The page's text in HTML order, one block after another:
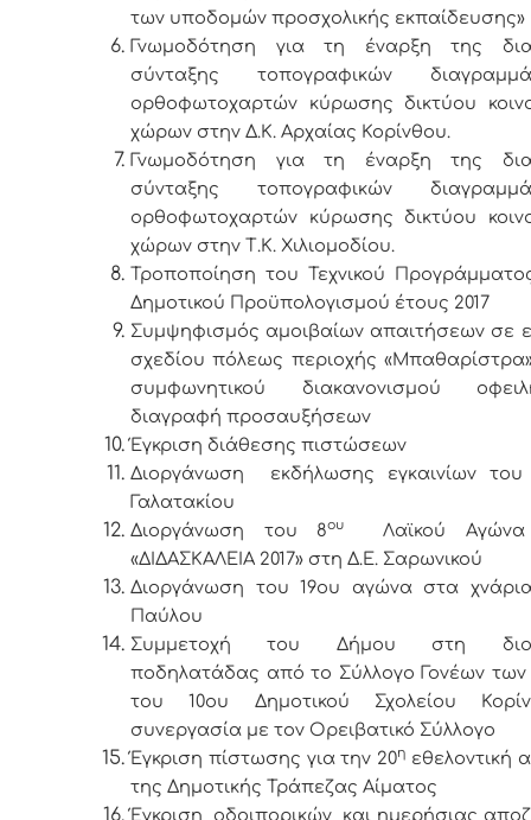
των υποδομών προσχολικής εκπαίδευσης»
Γνωμοδότηση για τη έναρξη της
σύνταξης τοπογραφικών
ορθοφωτοχαρτών κύρωσης δικτύου
χώρων στην Δ.Κ. Αρχαίας Κορίνθου.
Γνωμοδότηση για τη έναρξη της
σύνταξης τοπογραφικών
ορθοφωτοχαρτών κύρωσης δικτύου
χώρων στην Τ.Κ. Χιλιομοδίου.
Τροποποίηση του Τεχνικού
Δημοτικού Προϋπολογισμού έτους 2017
Συμψηφισμός αμοιβαίων απαιτήσεων σε
σχεδίου πόλεως περιοχής
συμφωνητικού διακανονισμού
διαγραφή προσαυξήσεων
Έγκριση διάθεσης πιστώσεων
Διοργάνωση εκδήλωσης εγκαινίων του
Γαλατακίου
Διοργάνωση του 8ου
Λαϊκού Αγώνα
«ΔΙΔΑΣΚΑΛΕΙΑ 2017» στη Δ.Ε. Σαρωνικού
Διοργάνωση του 19ου αγώνα στα
Παύλου
Συμμετοχή του Δήμου στη
ποδηλατάδας από το Σύλλογο Γονέων
του 10ου Δημοτικού Σχολείου
συνεργασία με τον Ορειβατικό Σύλλογο
Έγκριση πίστωσης για την 20η εθελοντική
της Δημοτικής Τράπεζας Αίματος
Έγκριση οδοιπορικών και ημερήσιας